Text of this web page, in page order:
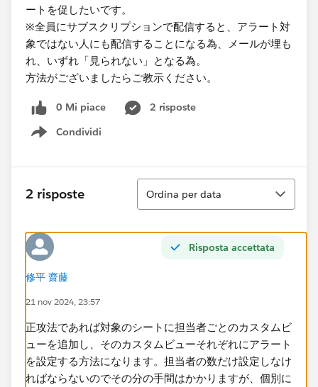
ートを促したいです。
※全員にサブスクリプションで配信すると、アラート対
象ではない人にも配信することになる為、メールが埋も
れ、いずれ「見られない」となる為。
方法がございましたらご教示ください。
0 Mi piace
2 risposte
Condividi
Show menu
2 risposte
Ordina
Ordina per data
Risposta accettata
修平 齋藤
21 nov 2024, 23:57
正攻法であれば​対象のシートに担当者ごとのカスタムビ
ューを追加し、そのカスタムビューそれぞれにアラート
を設定する方法になります。担当者の数だけ設定しなけ
ればならないのでその分の手間はかかりますが、個別に